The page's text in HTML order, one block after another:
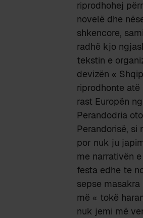
riprodhohej
novelë dhe
shkencore,
radhë kjo
tekstin e
devizën «
riprodhonte
rast Europën
Perandodria
Perandorisë, si
por nuk ju
me narrativën
festa edhe te
sepse
më « tokë
nuk jemi më